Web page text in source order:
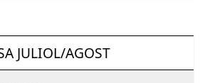
JULIOL/AGOST